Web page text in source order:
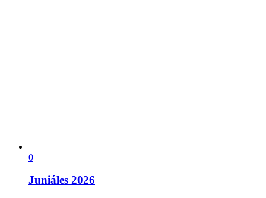
0
Juniáles 2026